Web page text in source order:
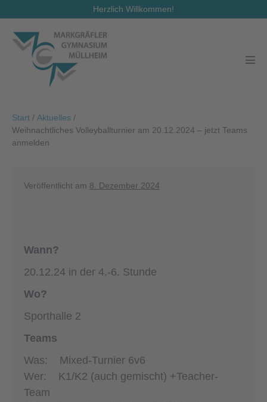
Inhalt
springen
Herzlich Willkommen!
Start / Aktuelles /
Weihnachtliches Volleyballturnier am 20.12.2024 – jetzt Teams
anmelden
Veröffentlicht am 8. Dezember 2024
Wann?
20.12.24 in der 4.-6. Stunde
Wo?
Sporthalle 2
Teams
Was: Mixed-Turnier 6v6
Wer: K1/K2 (auch gemischt) +Teacher-
Team